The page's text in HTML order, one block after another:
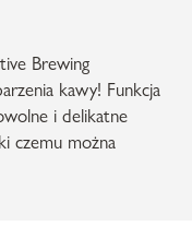
Brewing
kawy! Funkcja
i delikatne
czemu można